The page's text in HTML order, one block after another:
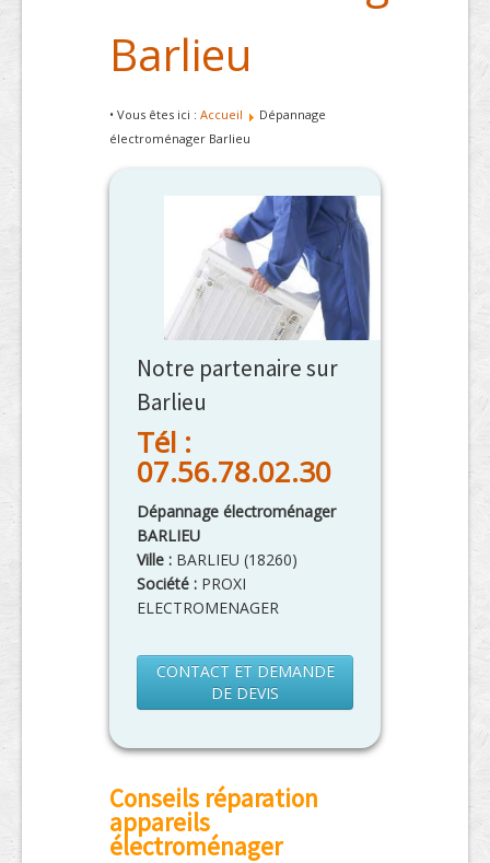
Barlieu
• Vous êtes ici : Accueil
Dépannage
électroménager Barlieu
Notre partenaire sur
Barlieu
Tél :
07.56.78.02.30
Dépannage électroménager
BARLIEU
Ville : BARLIEU (18260)
Société : PROXI
ELECTROMENAGER
CONTACT ET DEMANDE
DE DEVIS
Conseils réparation
appareils
électroménager